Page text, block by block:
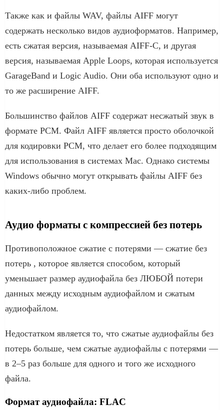
Также как и файлы WAV, файлы AIFF могут
содержать несколько видов аудиоформатов. Например,
есть сжатая версия, называемая AIFF-C, и другая
версия, называемая Apple Loops, которая используется
GarageBand и Logic Audio. Они оба используют одно и
то же расширение AIFF.
Большинство файлов AIFF содержат несжатый звук в
формате PCM. Файл AIFF является просто оболочкой
для кодировки PCM, что делает его более подходящим
для использования в системах Mac. Однако системы
Windows обычно могут открывать файлы AIFF без
каких-либо проблем.
Аудио форматы с компрессией без потерь
Противоположное сжатие с потерями — сжатие без
потерь , которое является способом, который
уменьшает размер аудиофайла без ЛЮБОЙ потери
данных между исходным аудиофайлом и сжатым
аудиофайлом.
Недостатком является то, что сжатые аудиофайлы без
потерь больше, чем сжатые аудиофайлы с потерями —
в 2–5 раз больше для одного и того же исходного
файла.
Формат аудиофайла: FLAC